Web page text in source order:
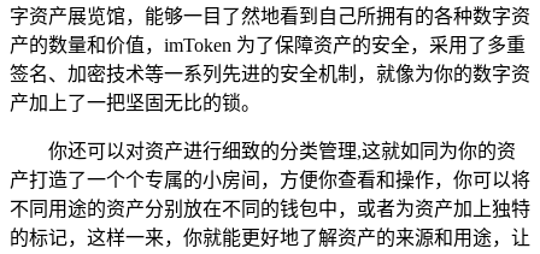
字资产展览馆，能够一目了然地看到自己所拥有的各种数字资
产的数量和价值，imToken 为了保障资产的安全，采用了多重
签名、加密技术等一系列先进的安全机制，就像为你的数字资
产加上了一把坚固无比的锁。
你还可以对资产进行细致的分类管理,这就如同为你的资
产打造了一个个专属的小房间，方便你查看和操作，你可以将
不同用途的资产分别放在不同的钱包中，或者为资产加上独特
的标记，这样一来，你就能更好地了解资产的来源和用途，让